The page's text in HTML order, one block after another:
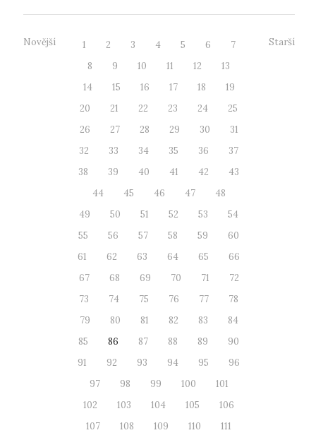
Novější 1 2 3 4 5 6
7
8
9 10 11 12
13
14
15 16 17 18
19
20
21 22 23 24
25
26
27 28 29 30
31
32
33 34 35 36
37
38
39 40 41 42
43
44
45 46 47
48
49
50 51 52 53
54
55
56 57 58 59
60
61
62 63 64 65
66
67
68 69 70 71
72
73
74 75 76 77
78
79
80 81 82 83
84
85
86 87 88 89
90
91
92 93 94 95
96
97
98 99 100
101
102
103 104 105
106
107
108 109 110
111
Starší